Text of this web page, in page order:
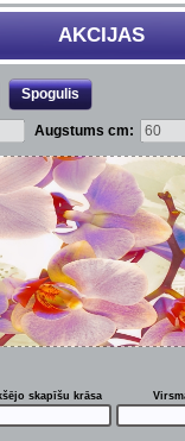
AKCIJAS
Spogulis
Augstums cm:
skapīšu krāsa